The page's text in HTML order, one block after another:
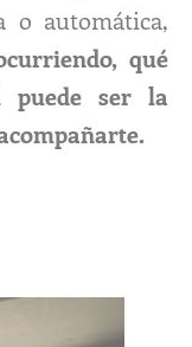
o automática,
qué
puede ser la